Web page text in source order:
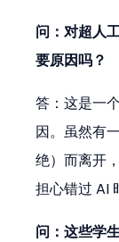
问：对超人
要原因吗？
答：这是一
因。虽然有
绝）而离开
担心错过 AI
问：这些学